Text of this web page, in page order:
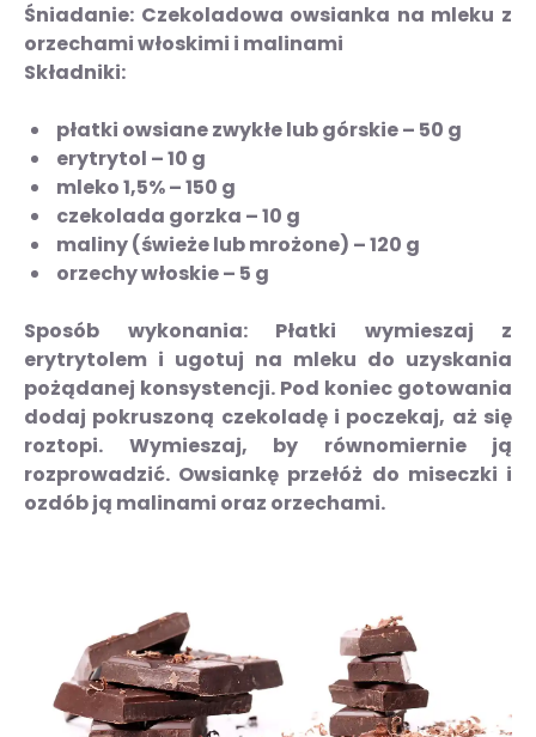
Śniadanie: Czekoladowa owsianka na mleku z
orzechami włoskimi i malinami
Składniki:
płatki owsiane zwykłe lub górskie – 50 g
erytrytol – 10 g
mleko 1,5% – 150 g
czekolada gorzka – 10 g
maliny (świeże lub mrożone) – 120 g
orzechy włoskie – 5 g
Sposób wykonania:Płatki wymieszaj z
erytrytolem i ugotuj na mleku do uzyskania
pożądanej konsystencji. Pod koniec gotowania
dodaj pokruszoną czekoladę i poczekaj, aż się
roztopi. Wymieszaj, by równomiernie ją
rozprowadzić. Owsiankę przełóż do miseczki i
ozdób ją malinami oraz orzechami.